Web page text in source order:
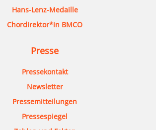
Hans-Lenz-Medaille
Chordirektor*in BMCO
Presse
Pressekontakt
Newsletter
Pressemitteilungen
Pressespiegel